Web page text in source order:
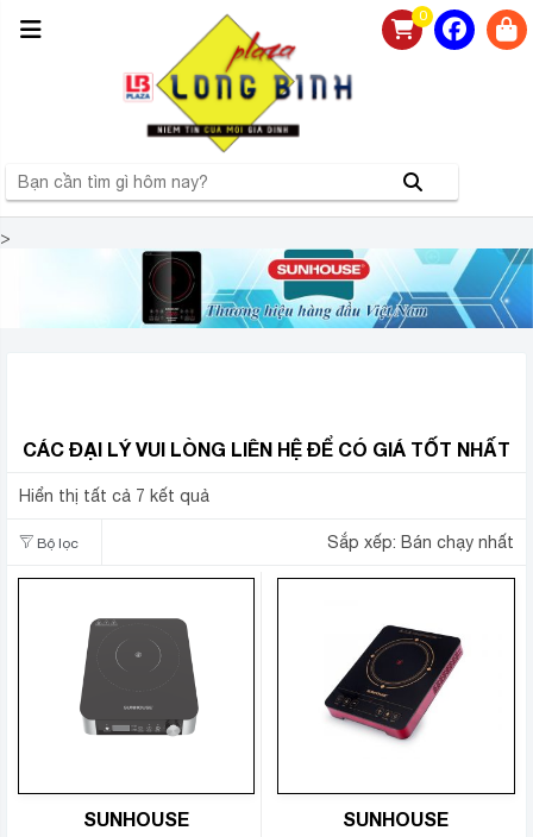
0
>
CÁC ĐẠI LÝ VUI LÒNG LIÊN HỆ ĐỂ CÓ GIÁ TỐT NHẤT
Hiển thị tất cả 7 kết quả
Bộ lọc Sắp xếp: Bán chạy nhất
SUNHOUSE SUNHOUSE